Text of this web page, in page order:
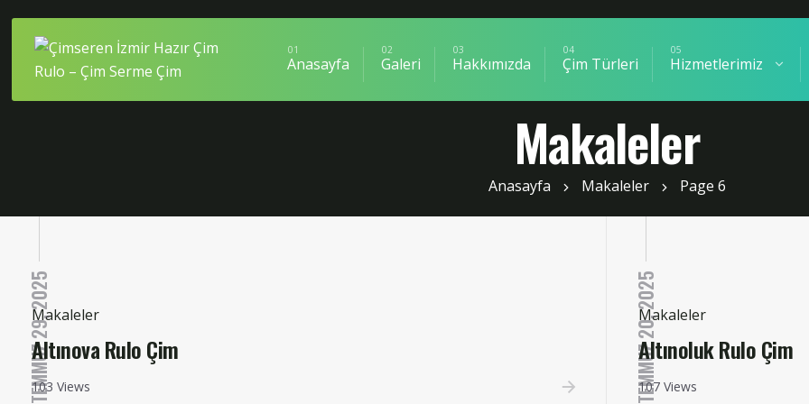
content
ÇIMSEREN İZMIR HAZIR ÇIM RULO – ÇIM SERME
Anasayfa Galeri Hakkımızda Çim Türleri Hizmetlerimiz
Makaleler
Anasayfa Makaleler Page 6
TEMMUZ 29, 2025
Makaleler
Altınova Rulo Çim
103 Views TEMMUZ 20, 2025
Makaleler
Altınoluk Rulo Çim
107 Views